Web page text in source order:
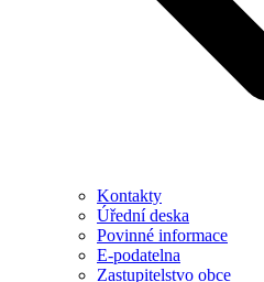
Kontakty
Úřední deska
Povinné informace
E-podatelna
Zastupitelstvo obce